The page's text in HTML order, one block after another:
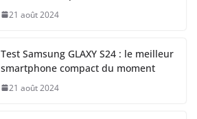
21 août 2024
Test Samsung GLAXY S24 : le meilleur
smartphone compact du moment
21 août 2024